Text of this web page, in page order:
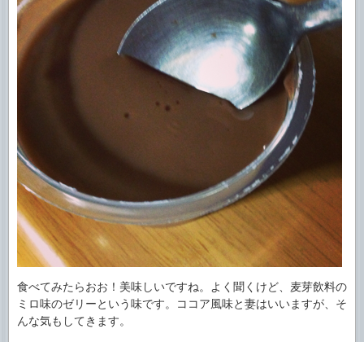
食べてみたらおお！美味しいですね。よく聞くけど、麦芽飲料の
ミロ味のゼリーという味です。ココア風味と妻はいいますが、そ
んな気もしてきます。